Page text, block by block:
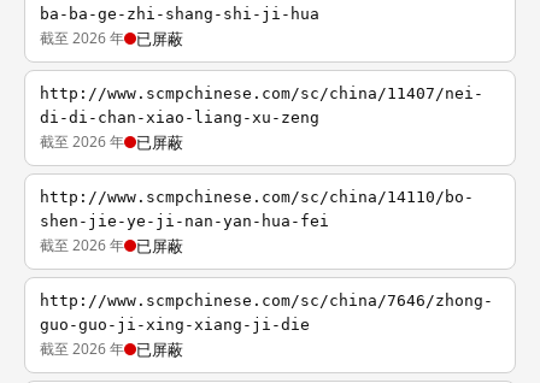
ba-ba-ge-zhi-shang-shi-ji-hua
截至 2026 年 已屏蔽
http://www.scmpchinese.com/sc/china/11407/nei-
di-di-chan-xiao-liang-xu-zeng
截至 2026 年 已屏蔽
http://www.scmpchinese.com/sc/china/14110/bo-
shen-jie-ye-ji-nan-yan-hua-fei
截至 2026 年 已屏蔽
http://www.scmpchinese.com/sc/china/7646/zhong-
guo-guo-ji-xing-xiang-ji-die
截至 2026 年 已屏蔽